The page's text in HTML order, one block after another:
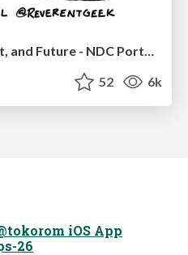
52 6k
26